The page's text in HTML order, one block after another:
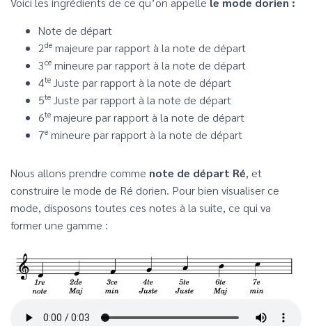
Note de départ
2de majeure par rapport à la note de départ
3ce mineure par rapport à la note de départ
4te Juste par rapport à la note de départ
5te Juste par rapport à la note de départ
6te majeure par rapport à la note de départ
7e mineure par rapport à la note de départ
Nous allons prendre comme note de départ Ré, et
construire le mode de Ré dorien. Pour bien visualiser ce
mode, disposons toutes ces notes à la suite, ce qui va
former une gamme :